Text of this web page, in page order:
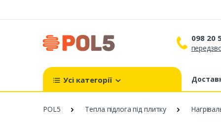
098 20
098
093
Усі категорії
POL5 Тепла підлога під плитку